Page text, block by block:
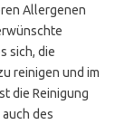
Allergenen
sich, die
reinigen und im
die Reinigung
des